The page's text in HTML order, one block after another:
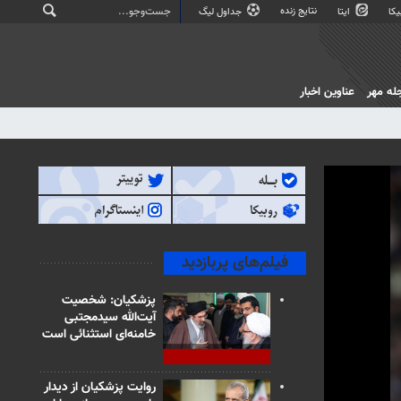
ایتا نتایج زنده جداول لیگ
مهر عناوین اخبار
فیلم‌های پربازدید
پزشکیان: شخصیت
آیت‌الله سیدمجتبی
خامنه‌ای استثنائی است
روایت پزشکیان از دیدار